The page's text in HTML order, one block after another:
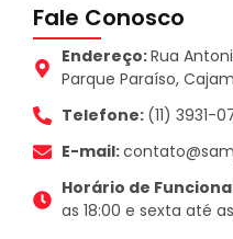
Fale Conosco
Endereço:Rua
Parque Paraíso,
Telefone: (11) 3931-
E-mail:
Horário de
as 18:00 e sexta até